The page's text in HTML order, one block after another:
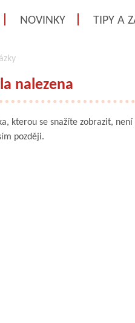
NOVINKY TIPY A
nalezena
kterou se snažíte zobrazit,
později.